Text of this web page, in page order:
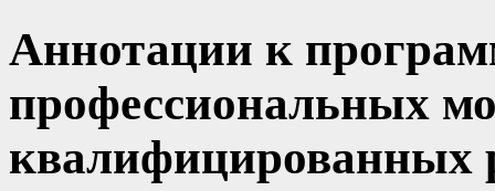
Аннотации к
профессиональных
квалифицированных